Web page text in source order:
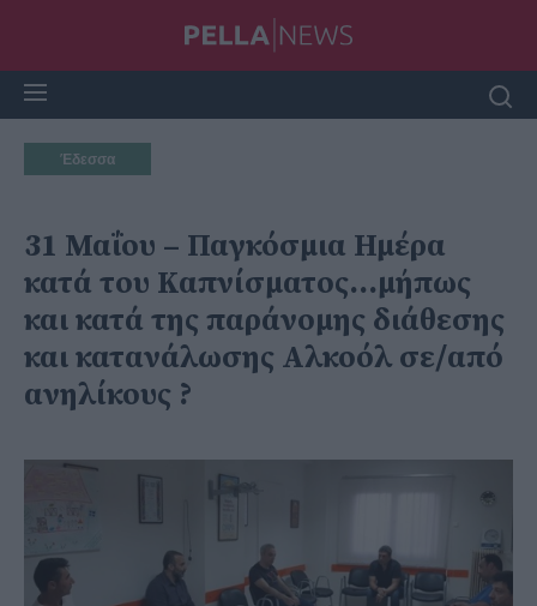
Έδεσσα
31 Μαΐου – Παγκόσμια Ημέρα
κατά του Καπνίσματος...μήπως
και κατά της παράνομης διάθεσης
και κατανάλωσης Αλκοόλ σε/από
ανηλίκους ?